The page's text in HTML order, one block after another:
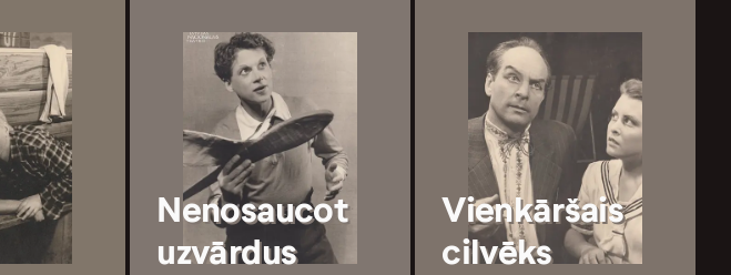
Nenosaucot
uzvārdus
Vienkāršais
cilvēks